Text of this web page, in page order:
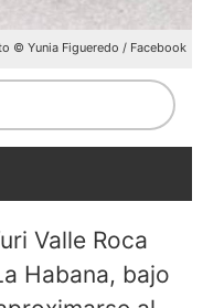
© Yunia Figueredo / Facebook
Valle Roca
Habana, bajo